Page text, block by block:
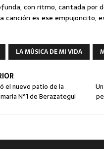
con ritmo, cantada por
es ese empujoncito,
LA MÚSICA DE MI VIDA
el nuevo patio de la
N°1 de Berazategui